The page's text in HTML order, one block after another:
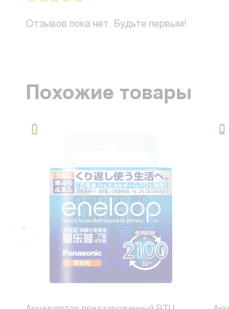
Отзывов пока нет. Будьте первым!
Похожие товары